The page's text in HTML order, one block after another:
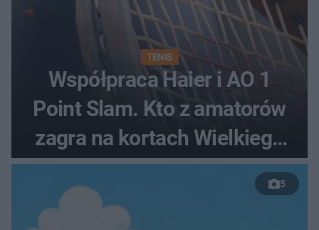
TENIS
Współpraca Haier i AO 1
Point Slam. Kto z amatorów
zagra na kortach Wielkiego
Szlema?
5